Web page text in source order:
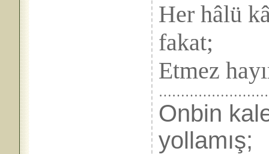
Her hâlü
fakat;
Etmez
Onbin
yollamış;